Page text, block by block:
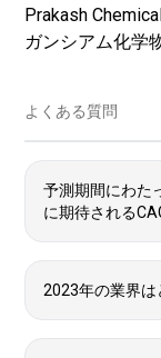
Prakash
ガンシアム化学
よくある質問
予測期間にわた
に期待される
2023年の業界は